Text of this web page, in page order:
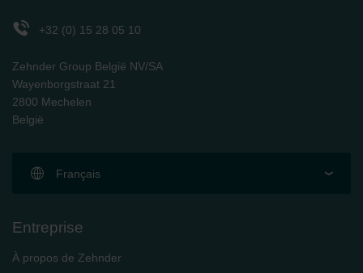
+32 (0) 15 28 05 10
Zehnder Group België NV/SA
Wayenborgstraat 21
2800 Mechelen
België
Français
Entreprise
À propos de Zehnder